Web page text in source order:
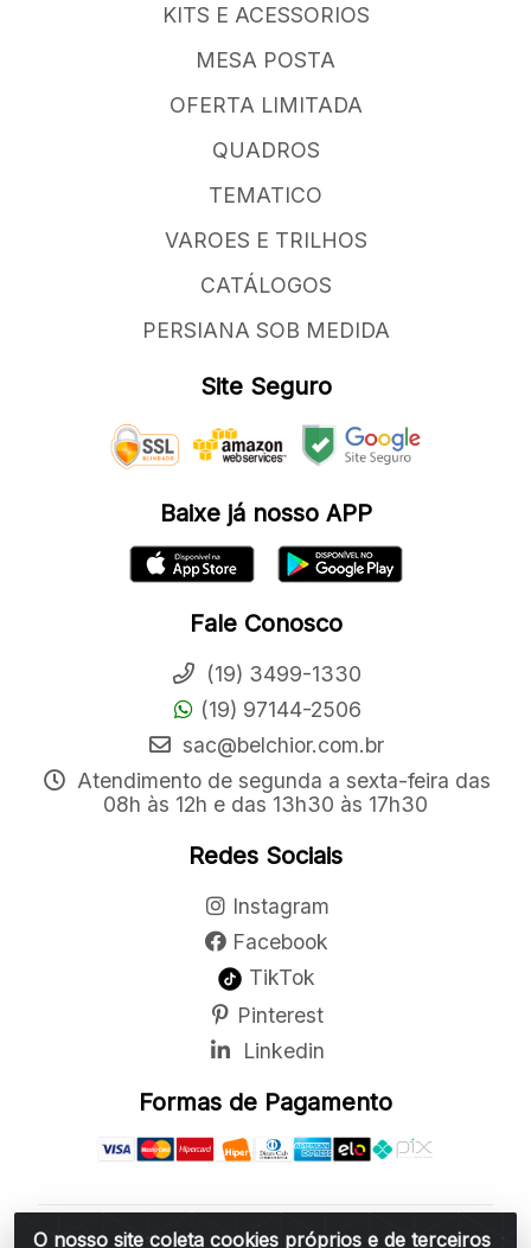
O nosso site coleta cookies próprios e de terceiros
KITS E ACESSORIOS
MESA POSTA
OFERTA LIMITADA
QUADROS
TEMATICO
VAROES E TRILHOS
CATÁLOGOS
PERSIANA SOB MEDIDA
Site Seguro
Baixe já nosso APP
Fale Conosco
(19) 3499-1330
(19) 97144-2506
sac@belchior.com.br
Atendimento de segunda a sexta-feira das
08h às 12h e das 13h30 às 17h30
Redes Sociais
Instagram
Facebook
TikTok
Pinterest
Linkedin
Formas de Pagamento
Belchior Cortinas e Acessórios LTDA - R: Rua